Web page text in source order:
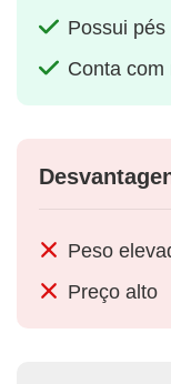
Possui
Conta com
Peso
Preço alto